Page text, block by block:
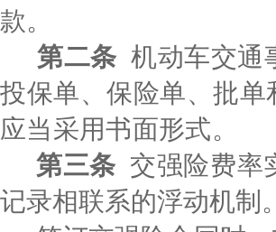
款。
第二条 机动车交通
投保单、保险单、批
应当采用书面形式。
第三条 交强险费率
记录相联系的浮动机制。